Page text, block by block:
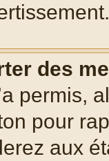
des
permis,
pour
aux